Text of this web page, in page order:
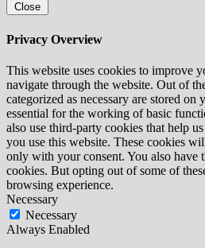
Close
Privacy Overview
This website uses cookies to improve
navigate through the website. Out of
categorized as necessary are stored on
essential for the working of basic
also use third-party cookies that help
you use this website. These cookies
only with your consent. You also have
cookies. But opting out of some of
browsing experience.
Necessary
Necessary
Always Enabled